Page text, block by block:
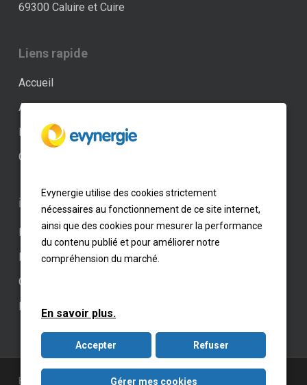
69300 Caluire et Cuire
Liens rapide
Accueil
Actualités
Professionnel
Contact
informations
Paramètres des cookies
Mentions légales
CGV – CGU
Kit Média
Evynergie © Tous droits réservés. créé par
Evynergie utilise des cookies strictement
nécessaires au fonctionnement de ce site internet,
ainsi que des cookies pour mesurer la performance
du contenu publié et pour améliorer notre
compréhension du marché.
En savoir plus.
Accepter Refuser
Gérer mes cookies